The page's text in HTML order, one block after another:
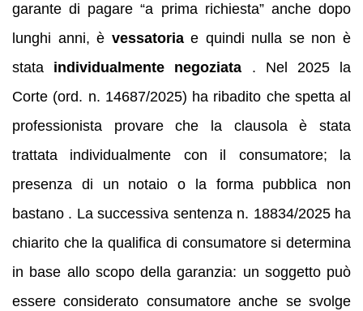
garante di pagare “a prima richiesta” anche dopo
lunghi anni, è vessatoriae quindi nulla se non è
stata individualmente negoziata . Nel 2025 la
Corte (ord. n. 14687/2025) ha ribadito che spetta al
professionista provare che la clausola è stata
trattata individualmente con il consumatore; la
presenza di un notaio o la forma pubblica non
bastano . La successiva sentenza n. 18834/2025 ha
chiarito che la qualifica di consumatore si determina
in base allo scopo della garanzia: un soggetto può
essere considerato consumatore anche se svolge